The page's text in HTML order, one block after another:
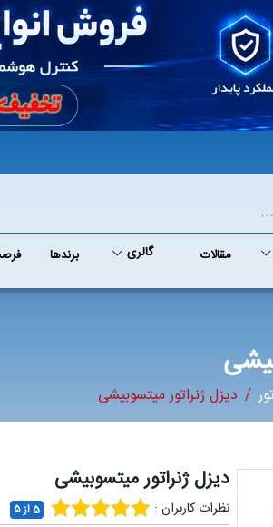
مقالات گالری برند‌ها
دیزل ژنراتور میتسوبیشی
دیزل ژنراتور میتسوبیشی
نظرات کاربران : 5 از ۵